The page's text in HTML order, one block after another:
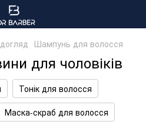
Шампунь для волосся
для чоловіків
Тонік для волосся
Маска-скраб для волосся